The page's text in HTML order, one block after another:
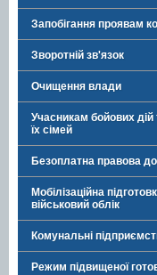
Запобігання проявам
Зворотній зв'язок
Очищення влади
Учасникам бойових
їх сімей
Безоплатна правова
Мобілізаційна
військовий облік
Комунальні
Режим підвищеної